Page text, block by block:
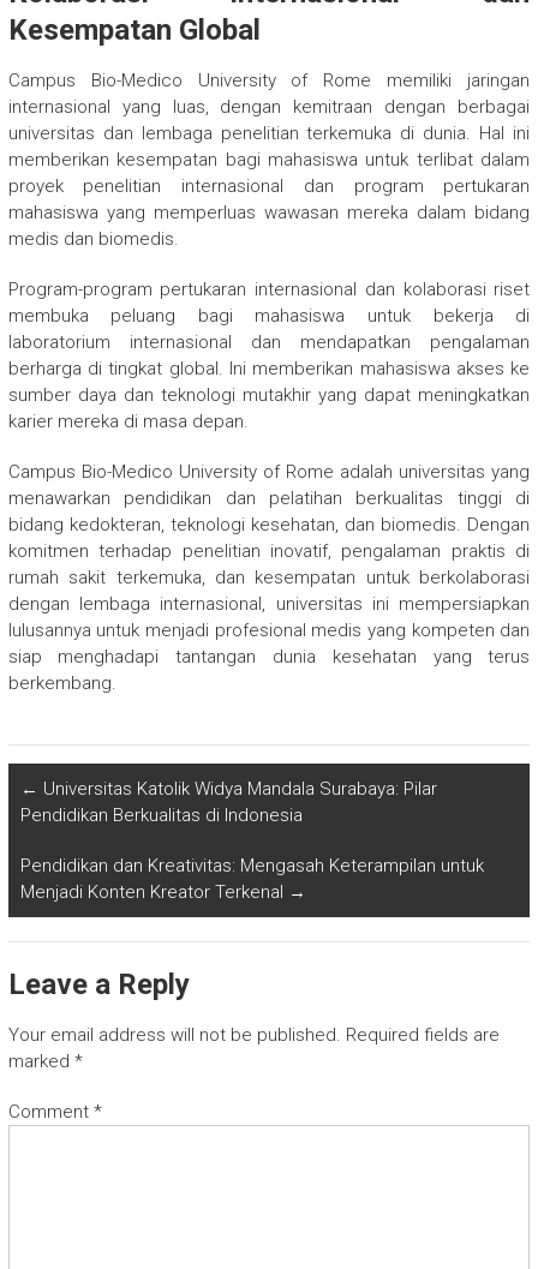
Kesempatan Global
Campus Bio-Medico University of Rome memiliki jaringan
internasional yang luas, dengan kemitraan dengan berbagai
universitas dan lembaga penelitian terkemuka di dunia. Hal ini
memberikan kesempatan bagi mahasiswa untuk terlibat dalam
proyek penelitian internasional dan program pertukaran
mahasiswa yang memperluas wawasan mereka dalam bidang
medis dan biomedis.
Program-program pertukaran internasional dan kolaborasi riset
membuka peluang bagi mahasiswa untuk bekerja di
laboratorium internasional dan mendapatkan pengalaman
berharga di tingkat global. Ini memberikan mahasiswa akses ke
sumber daya dan teknologi mutakhir yang dapat meningkatkan
karier mereka di masa depan.
Campus Bio-Medico University of Rome adalah universitas yang
menawarkan pendidikan dan pelatihan berkualitas tinggi di
bidang kedokteran, teknologi kesehatan, dan biomedis. Dengan
komitmen terhadap penelitian inovatif, pengalaman praktis di
rumah sakit terkemuka, dan kesempatan untuk berkolaborasi
dengan lembaga internasional, universitas ini mempersiapkan
lulusannya untuk menjadi profesional medis yang kompeten dan
siap menghadapi tantangan dunia kesehatan yang terus
berkembang.
← Universitas Katolik Widya Mandala Surabaya: Pilar
Pendidikan Berkualitas di Indonesia
Pendidikan dan Kreativitas: Mengasah Keterampilan untuk
Menjadi Konten Kreator Terkenal
→
Leave a Reply
Your email address will not be published. Required fields are
marked *
Comment *